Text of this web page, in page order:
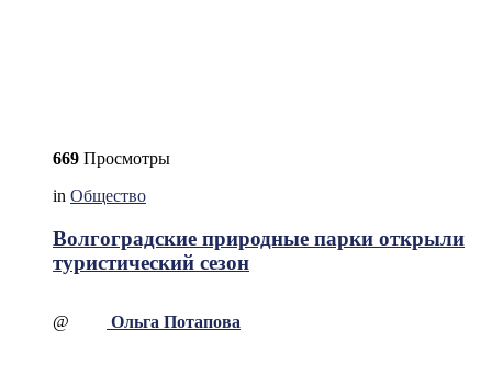
669 Просмотры
in Общество
Волгоградские природные парки открыли
туристический сезон
@ Ольга Потапова